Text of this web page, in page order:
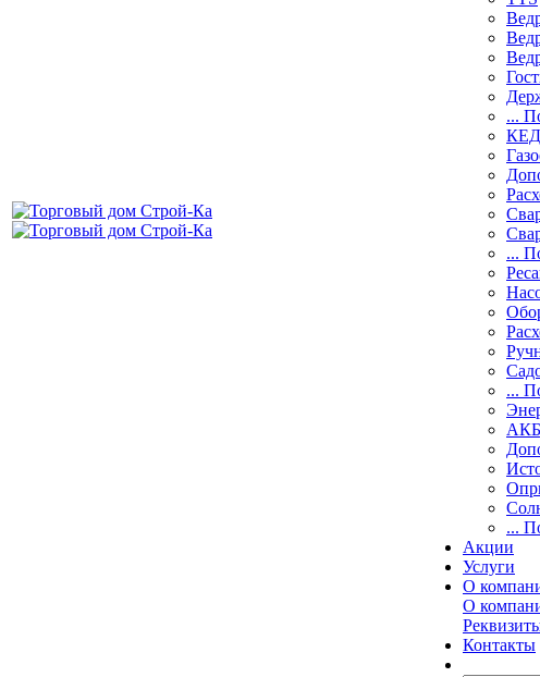
...
...
...
...
Акции
Услуги
О
О
Контакты